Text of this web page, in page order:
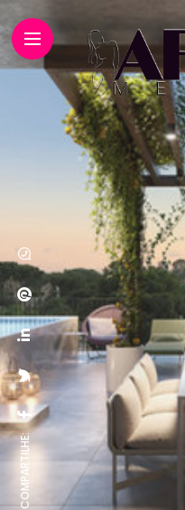
COMPARTILHE: